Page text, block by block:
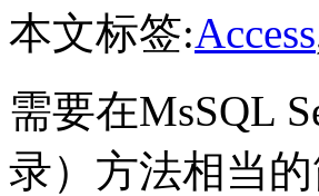
本文标签:Access
需要在MsSQL
录）方法相当